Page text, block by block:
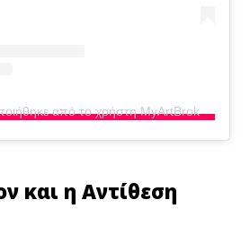
από το χρήστη MyArtBroker (@myartbroker)
και η Αντίθεση